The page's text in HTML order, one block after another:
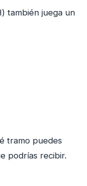
también juega un
tramo puedes
podrías recibir.